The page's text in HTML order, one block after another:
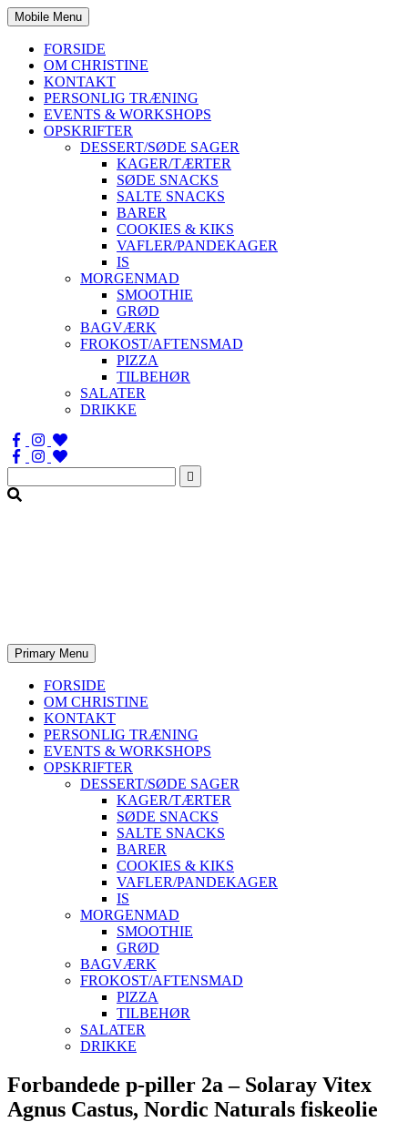
Mobile Menu
FORSIDE
OM CHRISTINE
KONTAKT
PERSONLIG TRÆNING
EVENTS & WORKSHOPS
OPSKRIFTER
DESSERT/SØDE SAGER
KAGER/TÆRTER
SØDE SNACKS
SALTE SNACKS
BARER
COOKIES & KIKS
VAFLER/PANDEKAGER
IS
MORGENMAD
SMOOTHIE
GRØD
BAGVÆRK
FROKOST/AFTENSMAD
PIZZA
TILBEHØR
SALATER
DRIKKE
Søg
efter:
Primary Menu
FORSIDE
OM CHRISTINE
KONTAKT
PERSONLIG TRÆNING
EVENTS & WORKSHOPS
OPSKRIFTER
DESSERT/SØDE SAGER
KAGER/TÆRTER
SØDE SNACKS
SALTE SNACKS
BARER
COOKIES & KIKS
VAFLER/PANDEKAGER
IS
MORGENMAD
SMOOTHIE
GRØD
BAGVÆRK
FROKOST/AFTENSMAD
PIZZA
TILBEHØR
SALATER
DRIKKE
Skip
to
content
Forbandede p-piller 2a – Solaray Vitex
Agnus Castus, Nordic Naturals fiskeolie